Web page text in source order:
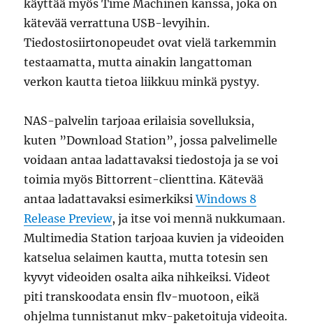
käyttää myös Time Machinen kanssa, joka on
kätevää verrattuna USB-levyihin.
Tiedostosiirtonopeudet ovat vielä tarkemmin
testaamatta, mutta ainakin langattoman
verkon kautta tietoa liikkuu minkä pystyy.
NAS-palvelin tarjoaa erilaisia sovelluksia,
kuten ”Download Station”, jossa palvelimelle
voidaan antaa ladattavaksi tiedostoja ja se voi
toimia myös Bittorrent-clienttina. Kätevää
antaa ladattavaksi esimerkiksiWindows 8
Release Preview, ja itse voi mennä nukkumaan.
Multimedia Station tarjoaa kuvien ja videoiden
katselua selaimen kautta, mutta totesin sen
kyvyt videoiden osalta aika nihkeiksi. Videot
piti transkoodata ensin flv-muotoon, eikä
ohjelma tunnistanut mkv-paketoituja videoita.